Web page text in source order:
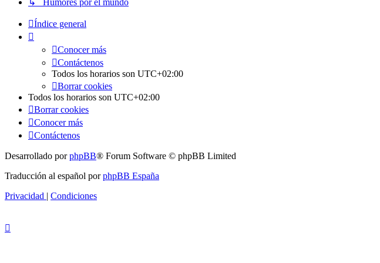
↳ Humores por el mundo
Índice general
Conocer más
Contáctenos
Todos los horarios son UTC+02:00
Borrar cookies
Todos los horarios son UTC+02:00
Borrar cookies
Conocer más
Contáctenos
Desarrollado porphpBB® Forum Software © phpBB Limited
Traducción al español porphpBB España
Privacidad | Condiciones